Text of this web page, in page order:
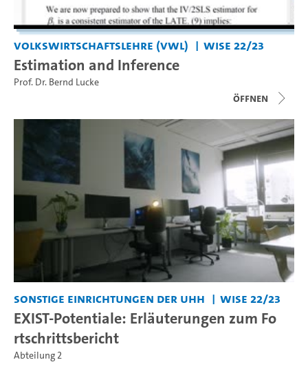
Volkswirtschaftslehre (VWL) WiSe 22/23
Estimation and Inference
Prof. Dr. Bernd Lucke
Öffnen
Sonstige Einrichtungen der UHH WiSe 22/23
EXIST-Potentiale: Erläuterungen zum Fo
rtschrittsbericht
Abteilung 2